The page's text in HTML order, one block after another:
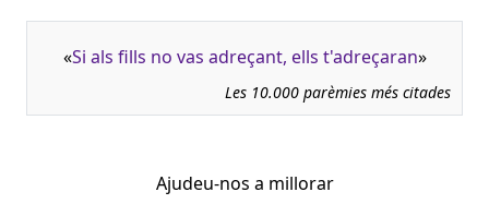
«Si als fills no vas adreçant, ells t'adreçaran»
Les 10.000 parèmies més citades
Ajudeu-nos a millorar